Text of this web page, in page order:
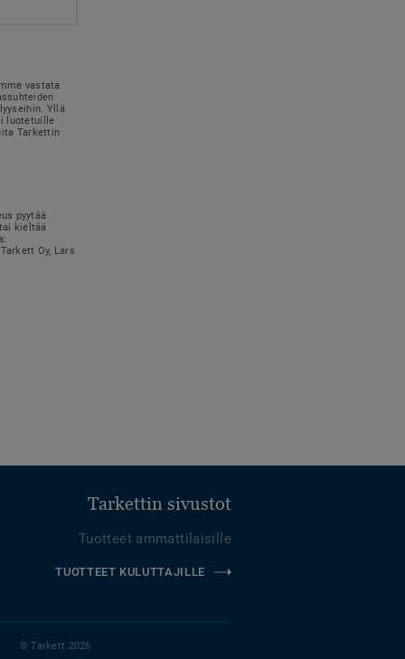
vastata
Yllä
luotetuille
Tarkettin
pyytää
kieltää
Oy, Lars
Tarkettin sivustot
Tuotteet ammattilaisille
TUOTTEET KULUTTAJILLE
© Tarkett 2026